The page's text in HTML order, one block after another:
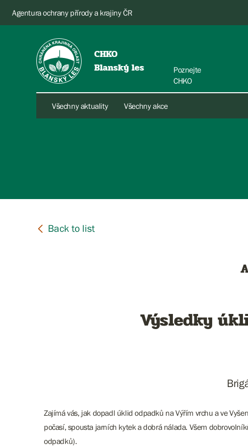
Agentura ochrany přírody a krajiny ČR
CHKO
Blanský les
Poznejte
CHKO
Všechny aktuality Všechny akce
Výsledky
Zajímá vás, jak dopadl úklid odpadků na Výřím vrchu a ve
počasí, spousta jarních kytek a dobrá nálada. Všem
odpadků).